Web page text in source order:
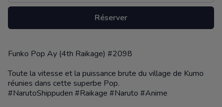
Réserver
Description
Funko Pop Ay (4th Raikage) #2098
Toute la vitesse et la puissance brute du village de Kumo
réunies dans cette superbe Pop.
#NarutoShippuden #Raikage #Naruto #Anime